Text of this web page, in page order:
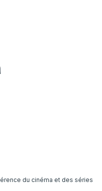
du cinéma et des séries